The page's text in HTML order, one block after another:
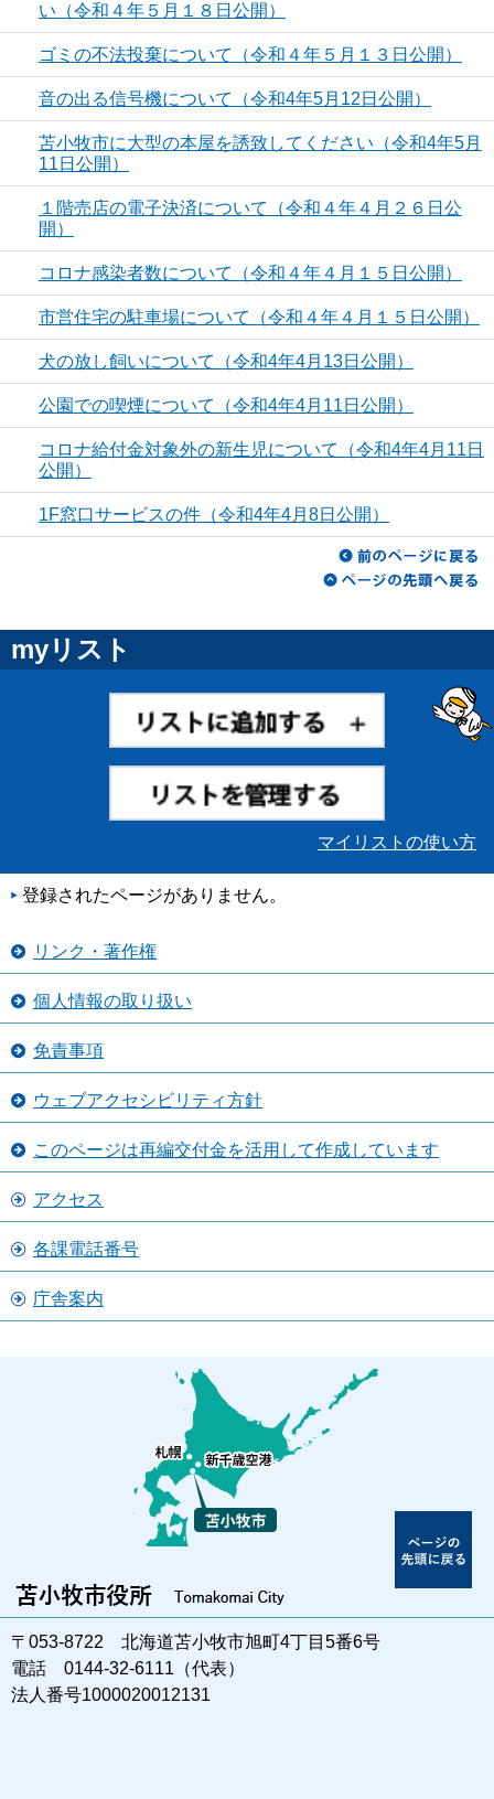
い（令和４年５月１８日公開）
ゴミの不法投棄について（令和４年５月１３日公開）
音の出る信号機について（令和4年5月12日公開）
苫小牧市に大型の本屋を誘致してください（令和4年5月
11日公開）
１階売店の電子決済について（令和４年４月２６日公
開）
コロナ感染者数について（令和４年４月１５日公開）
市営住宅の駐車場について（令和４年４月１５日公開）
犬の放し飼いについて（令和4年4月13日公開）
公園での喫煙について（令和4年4月11日公開）
コロナ給付金対象外の新生児について（令和4年4月11日
公開）
1F窓口サービスの件（令和4年4月8日公開）
myリスト
マイリストの使い方
登録されたページがありません。
リンク・著作権
個人情報の取り扱い
免責事項
ウェブアクセシビリティ方針
このページは再編交付金を活用して作成しています
アクセス
各課電話番号
庁舎案内
〒053-8722 北海道苫小牧市旭町4丁目5番6号
電話 0144-32-6111（代表）
法人番号1000020012131